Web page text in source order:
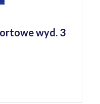
wyd. 3